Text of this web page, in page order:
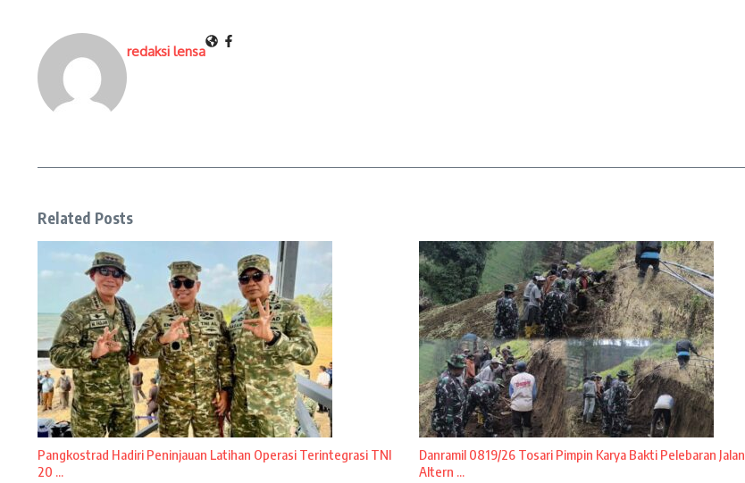
redaksi lensa
Related Posts
Pangkostrad Hadiri Peninjauan Latihan Operasi Terintegrasi TNI
20 ...
Danramil 0819/26 Tosari Pimpin Karya Bakti Pelebaran Jalan
Altern ...